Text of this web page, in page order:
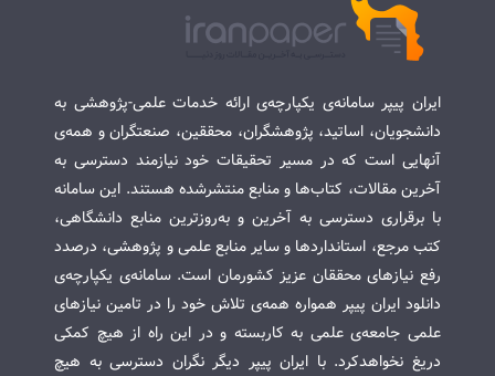
ایران پیپر سامانه‌ی یکپارچه‌ی ارائه خدمات علمی-پژوهشی به
دانشجویان، اساتید، پژوهشگران، محققین، صنعتگران و همه‌ی
آنهایی است که در مسیر تحقیقات خود نیازمند دسترسی به
آخرین مقالات، کتاب‌ها و منابع منتشرشده هستند. این سامانه
با برقراری دسترسی به آخرین و به‌روزترین منابع دانشگاهی،
کتب مرجع، استانداردها و سایر منابع علمی و پژوهشی، درصدد
رفع نیازهای محققان عزیز کشورمان است. سامانه‌ی یکپارچه‌ی
دانلود ایران پیپر همواره همه‌ی تلاش خود را در تامین نیازهای
علمی جامعه‌ی علمی به کاربسته و در این راه از هیچ کمکی
دریغ نخواهدکرد. با ایران پیپر دیگر نگران دسترسی به هیچ